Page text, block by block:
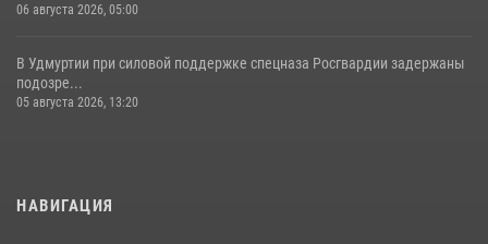
06 августа 2026, 05:00
В Удмуртии при силовой поддержке спецназа Росгвардии задержаны
подозре...
05 августа 2026, 13:20
НАВИГАЦИЯ